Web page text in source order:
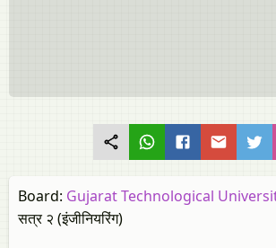
Board: Gujarat Technological
सत्र २ (इंजीनियरिंग)